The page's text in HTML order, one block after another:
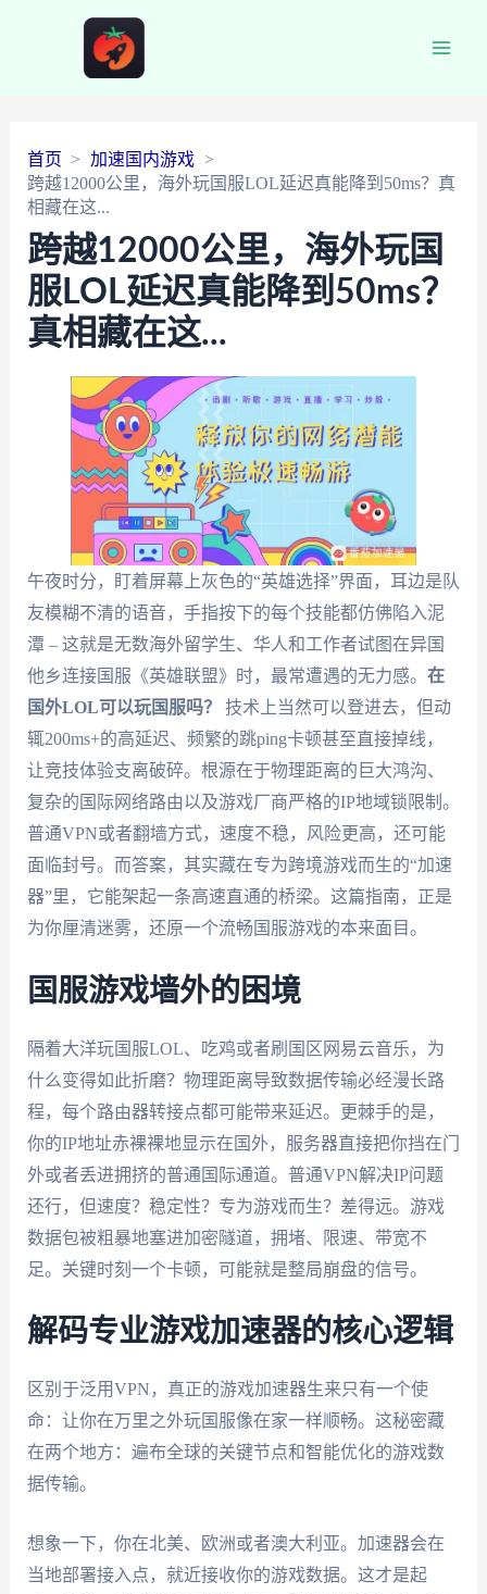
首页
加速国内游戏
跨越12000公里，海外玩国服LOL延迟真能降到50ms？真
相藏在这...
跨越12000公里，海外玩国
服LOL延迟真能降到50ms？
真相藏在这...
午夜时分，盯着屏幕上灰色的“英雄选择”界面，耳边是队
友模糊不清的语音，手指按下的每个技能都仿佛陷入泥
潭 – 这就是无数海外留学生、华人和工作者试图在异国
他乡连接国服《英雄联盟》时，最常遭遇的无力感。 在
国外LOL可以玩国服吗？
技术上当然可以登进去，但动
辄200ms+的高延迟、频繁的跳ping卡顿甚至直接掉线，
让竞技体验支离破碎。根源在于物理距离的巨大鸿沟、
复杂的国际网络路由以及游戏厂商严格的IP地域锁限制。
普通VPN或者翻墙方式，速度不稳，风险更高，还可能
面临封号。而答案，其实藏在专为跨境游戏而生的“加速
器”里，它能架起一条高速直通的桥梁。这篇指南，正是
为你厘清迷雾，还原一个流畅国服游戏的本来面目。
国服游戏墙外的困境
隔着大洋玩国服LOL、吃鸡或者刷国区网易云音乐，为
什么变得如此折磨？物理距离导致数据传输必经漫长路
程，每个路由器转接点都可能带来延迟。更棘手的是，
你的IP地址赤裸裸地显示在国外，服务器直接把你挡在门
外或者丢进拥挤的普通国际通道。普通VPN解决IP问题
还行，但速度？稳定性？专为游戏而生？差得远。游戏
数据包被粗暴地塞进加密隧道，拥堵、限速、带宽不
足。关键时刻一个卡顿，可能就是整局崩盘的信号。
解码专业游戏加速器的核心逻辑
区别于泛用VPN，真正的游戏加速器生来只有一个使
命：让你在万里之外玩国服像在家一样顺畅。这秘密藏
在两个地方：遍布全球的关键节点和智能优化的游戏数
据传输。
想象一下，你在北美、欧洲或者澳大利亚。加速器会在
当地部署接入点，就近接收你的游戏数据。这才是起